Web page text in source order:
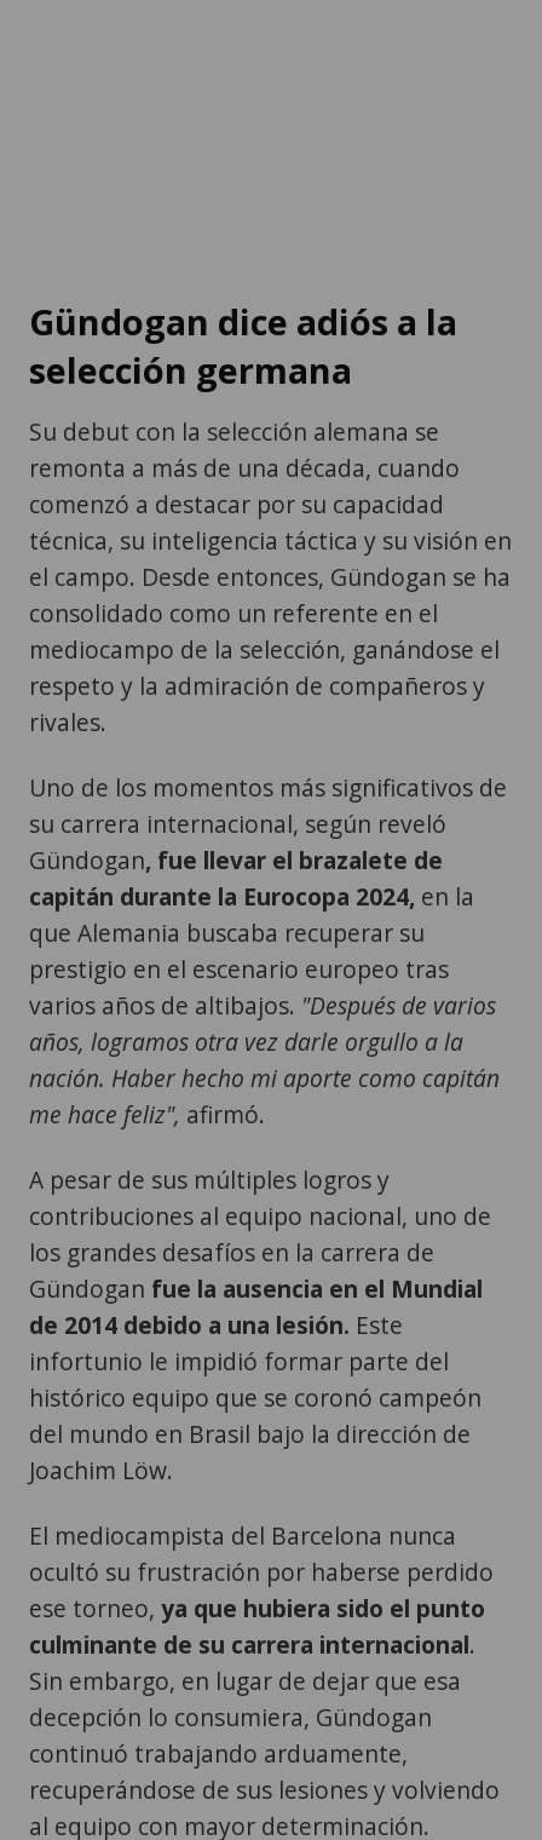
Gündogan dice adiós a la
selección germana
Su debut con la selección alemana se
remonta a más de una década, cuando
comenzó a destacar por su capacidad
técnica, su inteligencia táctica y su visión en
el campo. Desde entonces, Gündogan se ha
consolidado como un referente en el
mediocampo de la selección, ganándose el
respeto y la admiración de compañeros y
rivales.
Uno de los momentos más significativos de
su carrera internacional, según reveló
Gündogan, fue llevar el brazalete de
capitán durante la Eurocopa 2024, en la
que Alemania buscaba recuperar su
prestigio en el escenario europeo tras
varios años de altibajos. "Después de varios
años, logramos otra vez darle orgullo a la
nación. Haber hecho mi aporte como capitán
me hace feliz", afirmó.
A pesar de sus múltiples logros y
contribuciones al equipo nacional, uno de
los grandes desafíos en la carrera de
Gündogan fue la ausencia en el Mundial
de 2014 debido a una lesión. Este
infortunio le impidió formar parte del
histórico equipo que se coronó campeón
del mundo en Brasil bajo la dirección de
Joachim Löw.
El mediocampista del Barcelona nunca
ocultó su frustración por haberse perdido
ese torneo, ya que hubiera sido el punto
culminante de su carrera internacional.
Sin embargo, en lugar de dejar que esa
decepción lo consumiera, Gündogan
continuó trabajando arduamente,
recuperándose de sus lesiones y volviendo
al equipo con mayor determinación.